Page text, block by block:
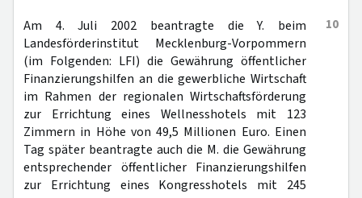
10
Am 4. Juli 2002 beantragte die Y. beim
Landesförderinstitut Mecklenburg-Vorpommern
(im Folgenden: LFI) die Gewährung öffentlicher
Finanzierungshilfen an die gewerbliche Wirtschaft
im Rahmen der regionalen Wirtschaftsförderung
zur Errichtung eines Wellnesshotels mit 123
Zimmern in Höhe von 49,5 Millionen Euro. Einen
Tag später beantragte auch die M. die Gewährung
entsprechender öffentlicher Finanzierungshilfen
zur Errichtung eines Kongresshotels mit 245